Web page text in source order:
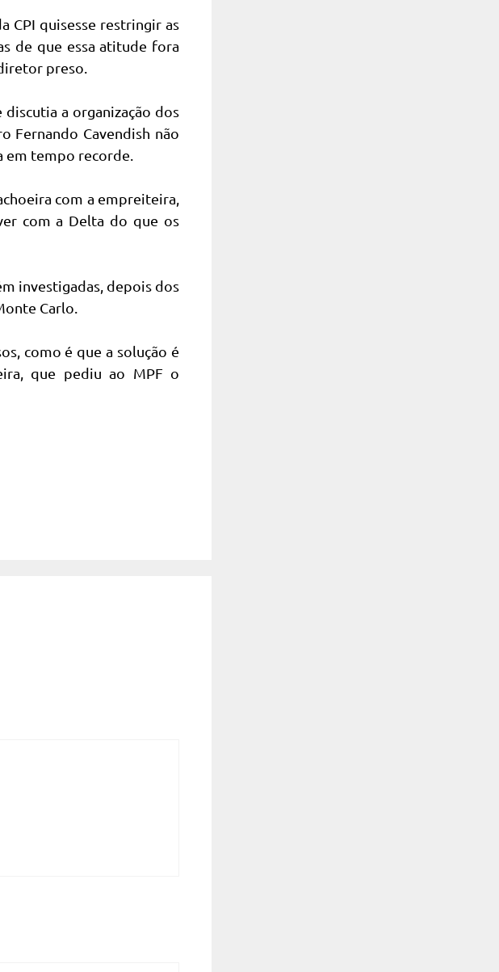
CPI quisesse restringir as
de que essa atitude fora
preso.
a organização dos
Fernando Cavendish não
em tempo recorde.
com a empreiteira,
com a Delta do que os
investigadas, depois dos
Carlo.
como é que a solução é
que pediu ao MPF o